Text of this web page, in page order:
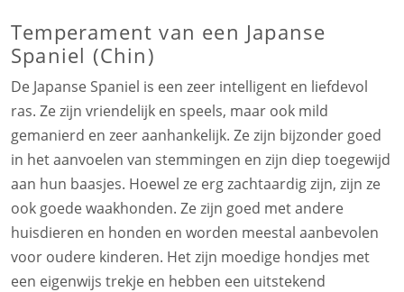
Temperament van een Japanse
Spaniel (Chin)
De Japanse Spaniel is een zeer intelligent en liefdevol
ras. Ze zijn vriendelijk en speels, maar ook mild
gemanierd en zeer aanhankelijk. Ze zijn bijzonder goed
in het aanvoelen van stemmingen en zijn diep toegewijd
aan hun baasjes. Hoewel ze erg zachtaardig zijn, zijn ze
ook goede waakhonden. Ze zijn goed met andere
huisdieren en honden en worden meestal aanbevolen
voor oudere kinderen. Het zijn moedige hondjes met
een eigenwijs trekje en hebben een uitstekend